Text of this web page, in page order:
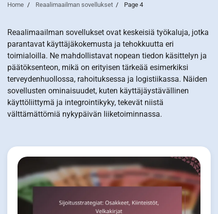
Home Reaalimaailman sovellukset Page 4
Reaalimaailman sovellukset ovat keskeisiä työkaluja, jotka
parantavat käyttäjäkokemusta ja tehokkuutta eri
toimialoilla. Ne mahdollistavat nopean tiedon käsittelyn ja
päätöksenteon, mikä on erityisen tärkeää esimerkiksi
terveydenhuollossa, rahoituksessa ja logistiikassa. Näiden
sovellusten ominaisuudet, kuten käyttäjäystävällinen
käyttöliittymä ja integrointikyky, tekevät niistä
välttämättömiä nykypäivän liiketoiminnassa.